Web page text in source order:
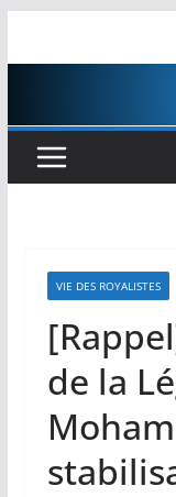
VIE DES ROYALISTES
de la